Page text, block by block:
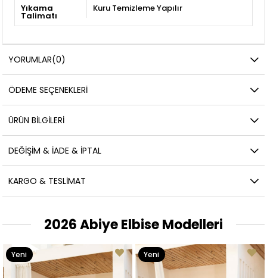
Yıkama
Talimatı
Kuru Temizleme Yapılır
YORUMLAR(0)
ÖDEME SEÇENEKLERI
ÜRÜN BILGILERI
DEĞIŞIM & İADE & İPTAL
KARGO & TESLIMAT
2026 Abiye Elbise Modelleri
Yeni
Ürün
Yeni
Ürün